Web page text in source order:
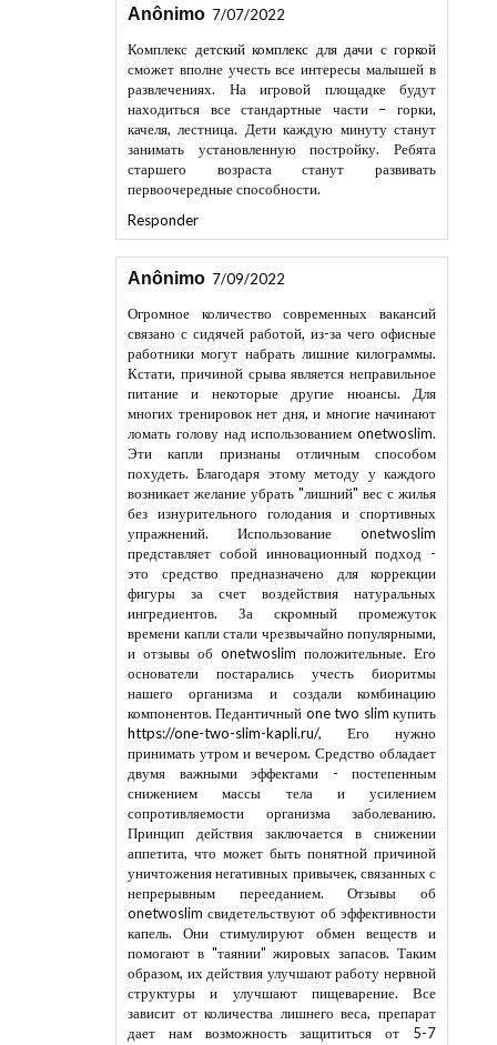
детский комплекс для дачи с горкой
сможет вполне учесть все интересы малышей в
развлечениях. На игровой площадке будут
находиться все стандартные части – горки,
качеля, лестница. Дети каждую минуту станут
занимать установленную постройку. Ребята
старшего возраста станут развивать
первоочередные способности.
Responder
Anônimo 7/09/2022
Огромное количество современных вакансий
связано с сидячей работой, из-за чего офисные
работники могут набрать лишние килограммы.
Кстати, причиной срыва является неправильное
питание и некоторые другие нюансы. Для
многих тренировок нет дня, и многие начинают
ломать голову над использованием onetwoslim.
Эти капли признаны отличным способом
похудеть. Благодаря этому методу у каждого
возникает желание убрать "лишний" вес с жилья
без изнурительного голодания и спортивных
упражнений. Использование onetwoslim
представляет собой инновационный подход -
это средство предназначено для коррекции
фигуры за счет воздействия натуральных
ингредиентов. За скромный промежуток
времени капли стали чрезвычайно популярными,
и отзывы об onetwoslim положительные. Его
основатели постарались учесть биоритмы
нашего организма и создали комбинацию
компонентов. Педантичный one two slim купить
https://one-two-slim-kapli.ru/, Его нужно
принимать утром и вечером. Средство обладает
двумя важными эффектами - постепенным
снижением массы тела и усилением
сопротивляемости организма заболеванию.
Принцип действия заключается в снижении
аппетита, что может быть понятной причиной
уничтожения негативных привычек, связанных с
непрерывным перееданием. Отзывы об
onetwoslim свидетельствуют об эффективности
капель. Они стимулируют обмен веществ и
помогают в "таянии" жировых запасов. Таким
образом, их действия улучшают работу нервной
структуры и улучшают пищеварение. Все
зависит от количества лишнего веса, препарат
дает нам возможность защититься от 5-7
килограммов в течение 30 дней.